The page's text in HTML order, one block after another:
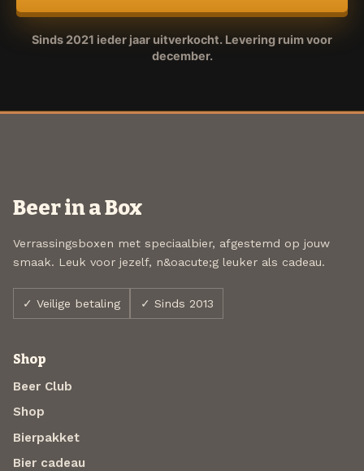
Sinds 2021 ieder jaar uitverkocht. Levering ruim voor
december.
Beer in a Box
Verrassingsboxen met speciaalbier, afgestemd op jouw
smaak. Leuk voor jezelf, n&oacute;g leuker als cadeau.
✓ Veilige betaling ✓ Sinds 2013
Shop
Beer Club
Shop
Bierpakket
Bier cadeau